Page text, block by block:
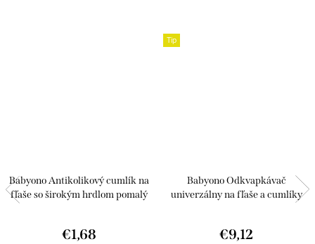
Babyono Antikolikový cumlík na
fľaše so širokým hrdlom pomalý
€1,68
Tip
Babyono Odkvapkávač
univerzálny na fľaše a cumlíky
€9,12